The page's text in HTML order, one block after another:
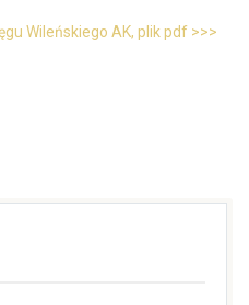
Wileńskiego AK, plik pdf >>>